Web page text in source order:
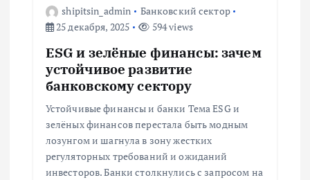
shipitsin_admin
Банковский сектор
25 декабря, 2025
594 views
ESG и зелёные финансы: зачем
устойчивое развитие
банковскому сектору
Устойчивые финансы и банки Тема ESG и
зелёных финансов перестала быть модным
лозунгом и шагнула в зону жестких
регуляторных требований и ожиданий
инвесторов. Банки столкнулись с запросом на